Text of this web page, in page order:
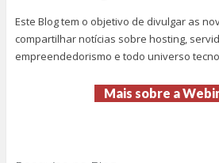
Este Blog tem o objetivo de divulgar as
compartilhar notícias sobre hosting,
empreendedorismo e todo universo
Mais sobre a